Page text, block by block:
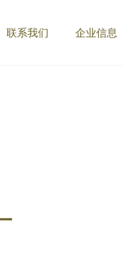
联系我们 企业信息